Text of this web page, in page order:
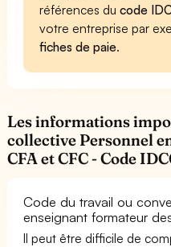
références ducode
votre entreprise par
fiches de paie.
Les informations
collective Personnel
CFA et CFC - Code
Code du travail ou
enseignant formateur
Il peut être difficile de